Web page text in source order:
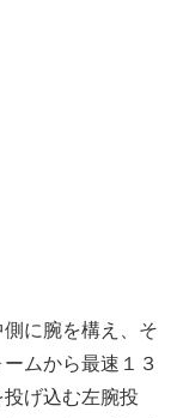
に腕を構え、そ
ムから最速１３
げ込む左腕投